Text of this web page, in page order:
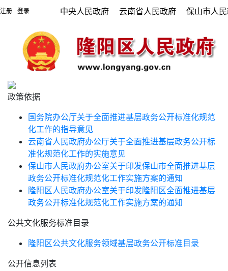
注册 登录 中央人民政府 云南省人民政府 保山市人
政策依据
国务院办公厅关于全面推进基层政务公开标准化规范
化工作的指导意见
云南省人民政府办公厅关于全面推进基层政务公开标
准化规范化工作的实施意见
保山市人民政府办公室关于印发保山市全面推进基层
政务公开标准化规范化工作实施方案的通知
隆阳区人民政府办公室关于印发隆阳区全面推进基层
政务公开标准化规范化工作实施方案的通知
公共文化服务标准目录
隆阳区公共文化服务领域基层政务公开标准目录
公开信息列表